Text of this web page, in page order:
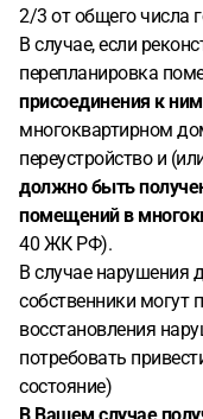
2/3 от общего числа
В случае, если
перепланировка
присоединения к
многоквартирном
переустройство и
должно быть
помещений в
40 ЖК РФ).
В случае нарушения
собственники могут
восстановления
потребовать
состояние)